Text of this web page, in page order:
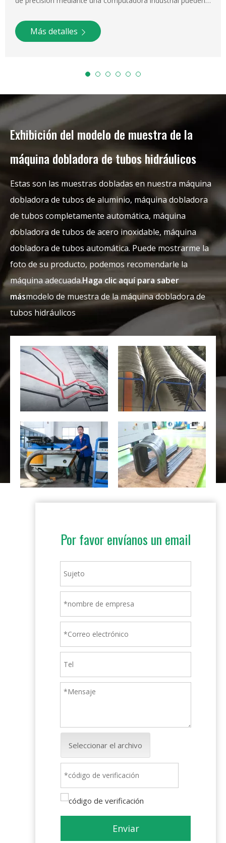
apagado completamente automático, máquina CNC
Más detalles
Exhibición del modelo de muestra de la
máquina dobladora de tubos hidráulicos
Estas son las muestras dobladas en nuestra máquina
dobladora de tubos de aluminio, máquina dobladora
de tubos completamente automática, máquina
dobladora de tubos de acero inoxidable, máquina
dobladora de tubos automática. Puede mostrarme la
foto de su producto, podemos recomendarle la
máquina adecuada.Haga clic aquí para saber
másmodelo de muestra de la máquina dobladora de
tubos hidráulicos
Por favor envíanos un email
Seleccionar el archivo
Enviar